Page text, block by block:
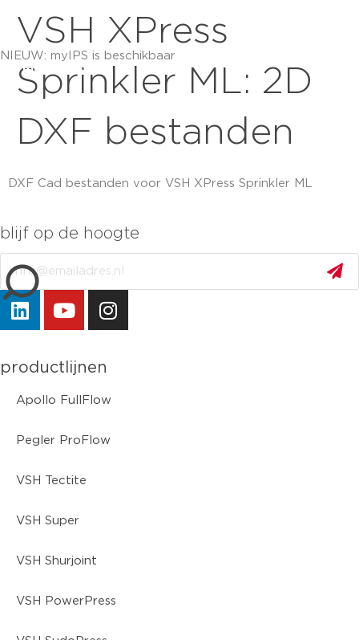
NIEUW: myIPS is beschikbaar
meer info
sluiten
VSH XPress
Sprinkler ML: 2D
DXF bestanden
DXF Cad bestanden voor VSH XPress Sprinkler ML
blijf op de hoogte
productlijnen
Apollo FullFlow
Pegler ProFlow
VSH Tectite
VSH Super
VSH Shurjoint
VSH PowerPress